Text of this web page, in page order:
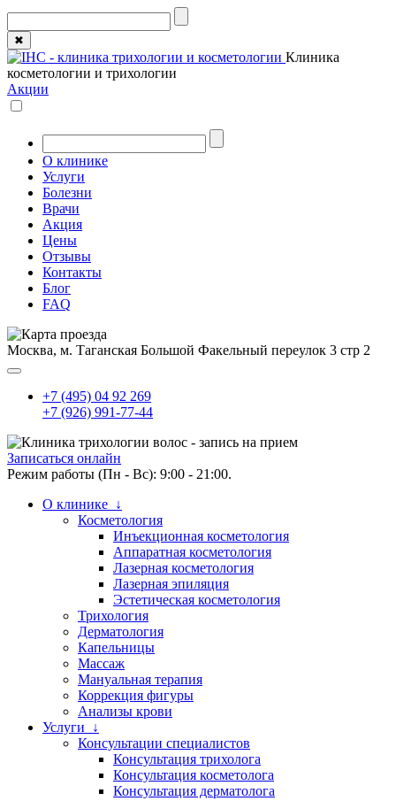
✖
Клиника
косметологии и трихологии
Акции
О клинике
Услуги
Болезни
Врачи
Акция
Цены
Отзывы
Контакты
Блог
FAQ
Москва, м. Таганская Большой Факельный переулок 3 стр 2
+7 (495) 04 92 269
+7 (926) 991-77-44
Записаться онлайн
Режим работы (Пн - Вс): 9:00 - 21:00.
О клинике ↓
Косметология
Инъекционная косметология
Аппаратная косметология
Лазерная косметология
Лазерная эпиляция
Эстетическая косметология
Трихология
Дерматология
Капельницы
Массаж
Мануальная терапия
Коррекция фигуры
Анализы крови
Услуги ↓
Консультации специалистов
Консультация трихолога
Консультация косметолога
Консультация дерматолога